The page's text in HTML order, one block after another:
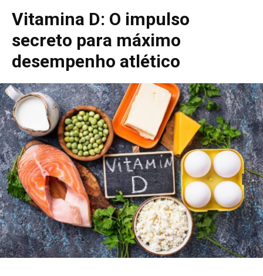
Vitamina D: O impulso
secreto para máximo
desempenho atlético